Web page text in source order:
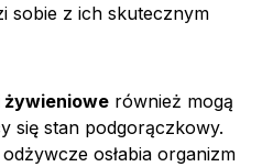
sobie z ich skutecznym
żywieniowe również mogą
się stan podgorączkowy.
osłabia organizm